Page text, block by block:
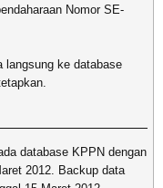
Nomor SE-
langsung ke database
database KPPN dengan
2012. Backup data